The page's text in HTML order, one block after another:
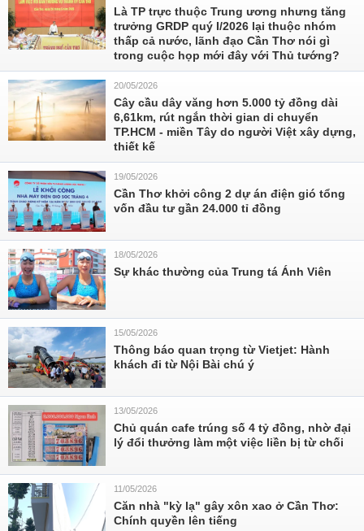
Là TP trực thuộc Trung ương nhưng tăng
trưởng GRDP quý I/2026 lại thuộc nhóm
thấp cả nước, lãnh đạo Cần Thơ nói gì
trong cuộc họp mới đây với Thủ tướng?
20/05/2026
Cây cầu dây văng hơn 5.000 tỷ đồng dài
6,61km, rút ngắn thời gian di chuyển
TP.HCM - miền Tây do người Việt xây dựng,
thiết kế
19/05/2026
Cần Thơ khởi công 2 dự án điện gió tổng
vốn đầu tư gần 24.000 tỉ đồng
18/05/2026
Sự khác thường của Trung tá Ánh Viên
15/05/2026
Thông báo quan trọng từ Vietjet: Hành
khách đi từ Nội Bài chú ý
13/05/2026
Chủ quán cafe trúng số 4 tỷ đồng, nhờ đại
lý đổi thưởng làm một việc liền bị từ chối
11/05/2026
Căn nhà "kỳ lạ" gây xôn xao ở Cần Thơ:
Chính quyền lên tiếng